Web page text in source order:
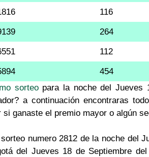
116
264
112
454
sorteopara la noche del Jueves
a continuación encontraras
ganaste el premio mayor o algún
numero 2812 de la noche del
del Jueves 18 de Septiembre del